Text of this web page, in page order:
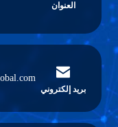
العنوان
بريد إلكتروني